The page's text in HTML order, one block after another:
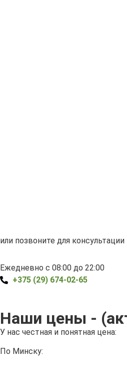
или позвоните для консультации
Ежедневно с 08:00 до 22:00
+375 (29) 674-02-65
Наши цены -
У нас честная и понятная цена:
По Минску: